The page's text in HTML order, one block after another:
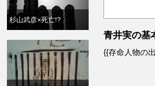
青井実の基
{{存命人物の
杉山武彦×死亡!?